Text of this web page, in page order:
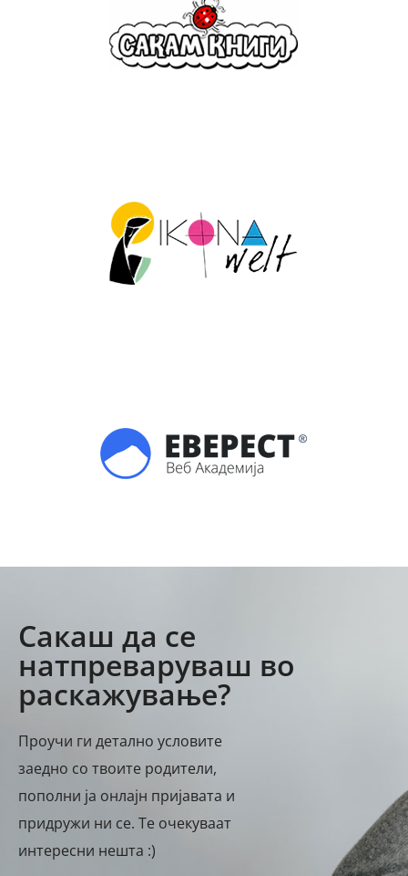
Сакаш да се
натпреваруваш во
раскажување?
Проучи ги детално условите
заедно со твоите родители,
пополни ја онлајн пријавата и
придружи ни се. Те очекуваат
интересни нешта :)